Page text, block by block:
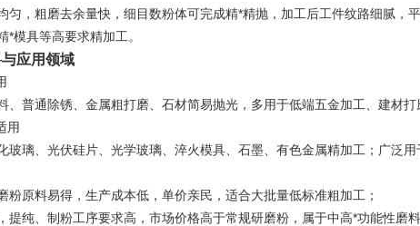
，粗磨去余量快，细目数粉体可完成精*精抛，加工后工件纹路细腻，平
模具等高要求精加工。
应用领域
普通除锈、金属粗打磨、石材简易抛光，多用于低端五金加工、建材打
用
、光伏硅片、光学玻璃、淬火模具、石墨、有色金属精加工；广泛用
原料易得，生产成本低，单价亲民，适合大批量低标准粗加工；
、制粉工序要求高，市场价格高于常规研磨粉，属于中高*功能性磨料